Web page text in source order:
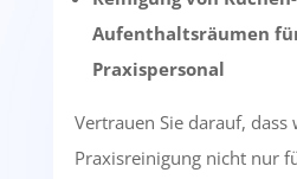
Aufenthaltsräumen
Praxispersonal
Vertrauen Sie darauf,
Praxisreinigung nicht nur